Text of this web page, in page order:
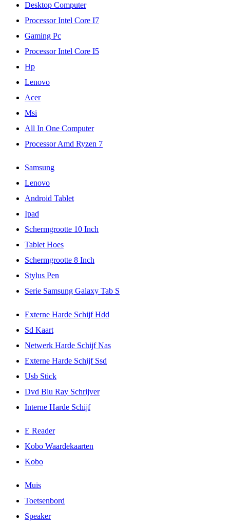
Desktop Computer
Processor Intel Core I7
Gaming Pc
Processor Intel Core I5
Hp
Lenovo
Acer
Msi
All In One Computer
Processor Amd Ryzen 7
Samsung
Lenovo
Android Tablet
Ipad
Schermgrootte 10 Inch
Tablet Hoes
Schermgrootte 8 Inch
Stylus Pen
Serie Samsung Galaxy Tab S
Externe Harde Schijf Hdd
Sd Kaart
Netwerk Harde Schijf Nas
Externe Harde Schijf Ssd
Usb Stick
Dvd Blu Ray Schrijver
Interne Harde Schijf
E Reader
Kobo Waardekaarten
Kobo
Muis
Toetsenbord
Speaker